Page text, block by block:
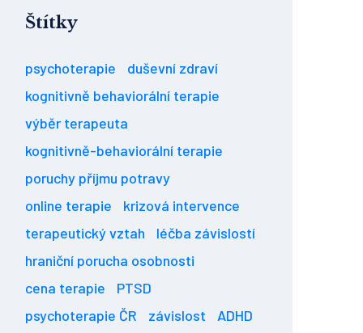
Štítky
psychoterapie
duševní zdraví
kognitivně behaviorální terapie
výběr terapeuta
kognitivně-behaviorální terapie
poruchy příjmu potravy
online terapie
krizová intervence
terapeutický vztah
léčba závislostí
hraniční porucha osobnosti
cena terapie
PTSD
psychoterapie ČR
závislost
ADHD